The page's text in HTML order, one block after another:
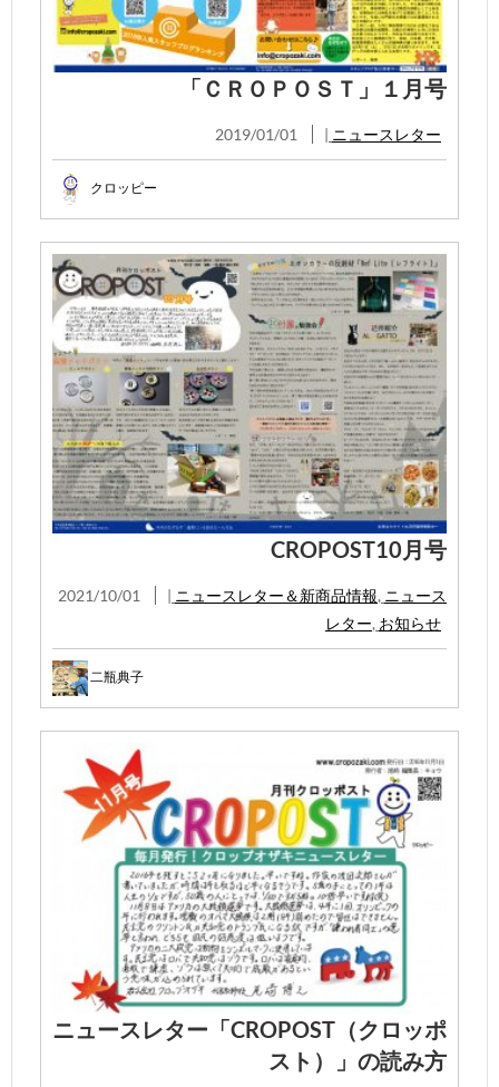
「ＣＲＯＰＯＳＴ」１月号
2019/01/01 | ニュースレター
クロッピー
CROPOST10月号
2021/10/01 | ニュースレター＆新商品情報, ニュース
レター, お知らせ
二瓶典子
ニュースレター「CROPOST（クロッポ
スト）」の読み方